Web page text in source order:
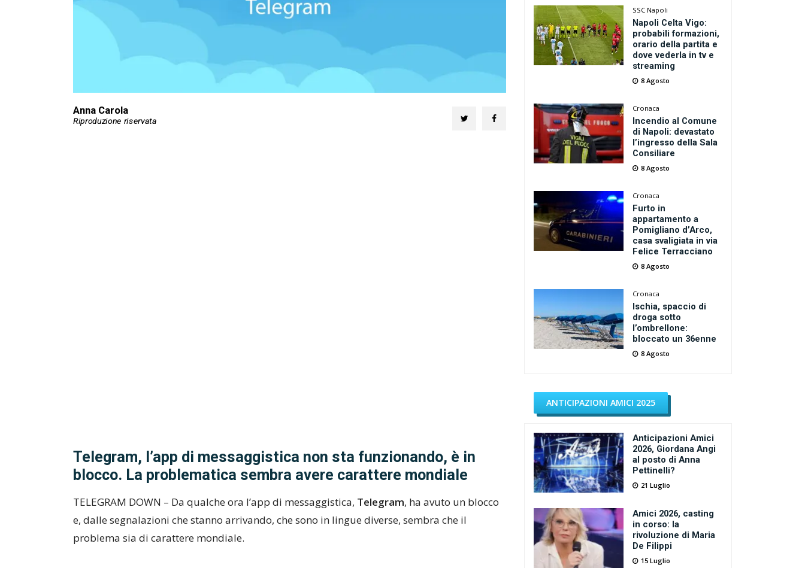
Anna Carola
Telegram, l’app di messaggistica non sta funzionando, è in
blocco. La problematica sembra avere carattere mondiale
TELEGRAM DOWN – Da qualche ora l’app di messaggistica, Telegram, ha avuto un blocco
e, dalle segnalazioni che stanno arrivando, che sono in lingue diverse, sembra che il
problema sia di carattere mondiale.
SSC Napoli
Napoli Celta Vigo:
probabili formazioni,
orario della partita e
dove vederla in tv e
streaming
8 Agosto
Cronaca
Incendio al Comune
di Napoli: devastato
l’ingresso della Sala
Consiliare
8 Agosto
Cronaca
Furto in
appartamento a
Pomigliano d’Arco,
casa svaligiata in via
Felice Terracciano
8 Agosto
Cronaca
Ischia, spaccio di
droga sotto
l’ombrellone:
bloccato un 36enne
8 Agosto
ANTICIPAZIONI AMICI 2025
Anticipazioni Amici
2026, Giordana Angi
al posto di Anna
Pettinelli?
21 Luglio
Amici 2026, casting
in corso: la
rivoluzione di Maria
De Filippi
15 Luglio